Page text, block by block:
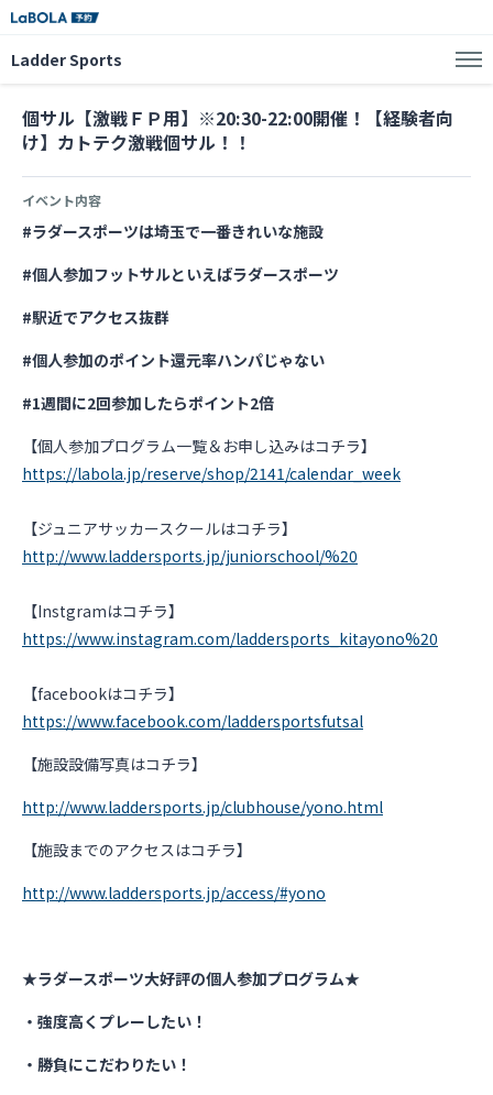
Ladder Sports
個サル【激戦ＦＰ用】※20:30-22:00開催！【経験者向
け】カトテク激戦個サル！！
イベント内容
#ラダースポーツは埼玉で一番きれいな施設
#個人参加フットサルといえばラダースポーツ
#駅近でアクセス抜群
#個人参加のポイント還元率ハンパじゃない
#1週間に2回参加したらポイント2倍
【個人参加プログラム一覧＆お申し込みはコチラ】
https://labola.jp/reserve/shop/2141/calendar_week
【ジュニアサッカースクールはコチラ】
http://www.laddersports.jp/juniorschool/%20
【Instgramはコチラ】
https://www.instagram.com/laddersports_kitayono%20
【facebookはコチラ】
https://www.facebook.com/laddersportsfutsal
【施設設備写真はコチラ】
http://www.laddersports.jp/clubhouse/yono.html
【施設までのアクセスはコチラ】
http://www.laddersports.jp/access/#yono
★ラダースポーツ大好評の個人参加プログラム★
・強度高くプレーしたい！
・勝負にこだわりたい！